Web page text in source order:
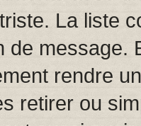
La liste
de message.
rendre
retirer ou